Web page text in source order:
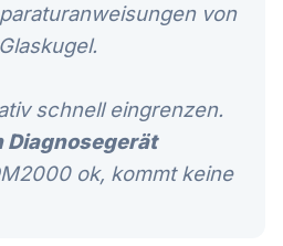
von
schnell eingrenzen.
Diagnosegerät
ok, kommt keine